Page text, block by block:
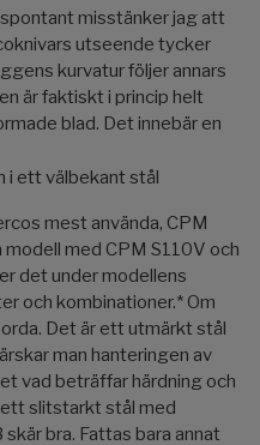
misstänker jag att
utseende tycker
kurvatur följer annars
är faktiskt i princip helt
blad. Det innebär en
i ett välbekant stål
mest använda, CPM
med CPM S110V och
det under modellens
och kombinationer.* Om
Det är ett utmärkt stål
man hanteringen av
vad beträffar härdning och
slitstarkt stål med
bra. Fattas bara annat